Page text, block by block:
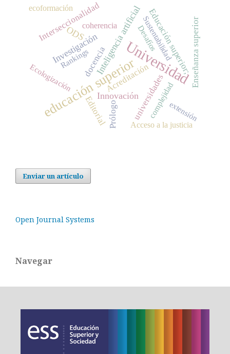
Universidad
educación superior
InvestigaciónInteligencia artificial
Innovación
ODS
Prólogo
Enseñanza superior
universidades
Acreditación
docencia Educación superior;
Interseccionalidad
Editorial
Sustentabilidad
complejidad
coherencia
ecoformación
Rankings
Desafíos
Ecologización
Acceso a la justicia
extensión
Enviar un artículo
Open Journal Systems
Navegar